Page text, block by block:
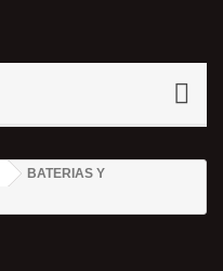
BATERIAS Y